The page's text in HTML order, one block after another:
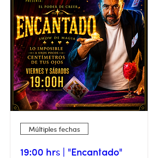
Múltiples fechas
19:00 hrs | "Encantado"